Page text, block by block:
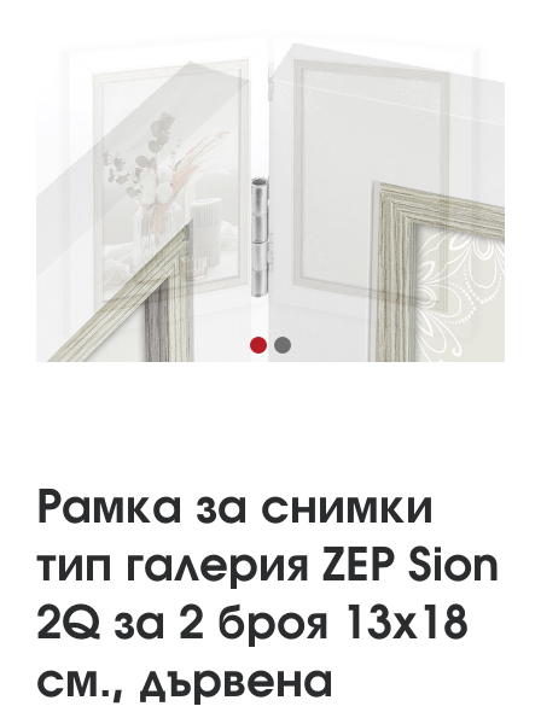
Рамка за снимки
тип галерия ZEP Sion
2Q за 2 броя 13x18
см., дървена